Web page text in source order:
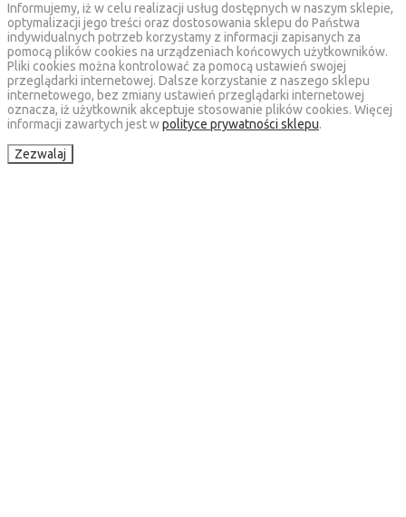
Informujemy, iż w celu realizacji usług dostępnych w naszym sklepie,
optymalizacji jego treści oraz dostosowania sklepu do Państwa
indywidualnych potrzeb korzystamy z informacji zapisanych za
pomocą plików cookies na urządzeniach końcowych użytkowników.
Pliki cookies można kontrolować za pomocą ustawień swojej
przeglądarki internetowej. Dalsze korzystanie z naszego sklepu
internetowego, bez zmiany ustawień przeglądarki internetowej
oznacza, iż użytkownik akceptuje stosowanie plików cookies. Więcej
informacji zawartych jest wpolityce prywatności sklepu.
Zezwalaj